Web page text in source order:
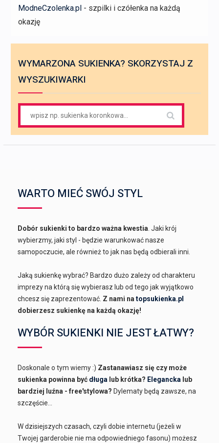
ModneCzolenka.pl - szpilki i czółenka na każdą
okazję
WYMARZONA SUKIENKA? SKORZYSTAJ Z
WYSZUKIWARKI
for:
WARTO MIEĆ SWÓJ STYL
Dobór sukienki to bardzo ważna kwestia . Jaki krój
wybierzmy, jaki styl - będzie warunkować nasze
samopoczucie, ale również to jak nas będą odbierali inni.
Jaką sukienkę wybrać? Bardzo dużo zależy od charakteru
imprezy na którą się wybierasz lub od tego jak wyjątkowo
chcesz się zaprezentować. Z nami natopsukienka.pl
dobierzesz sukienkę na każdą okazję!
WYBÓR SUKIENKI NIE JEST ŁATWY?
Doskonale o tym wiemy :) Zastanawiasz się czy może
sukienka powinna być długa lub krótka? Elegancka lub
bardziej luźna - free'stylowa? Dylematy będą zawsze, na
szczęście...
W dzisiejszych czasach, czyli dobie internetu (jeżeli w
Twojej garderobie nie ma odpowiedniego fasonu) możesz